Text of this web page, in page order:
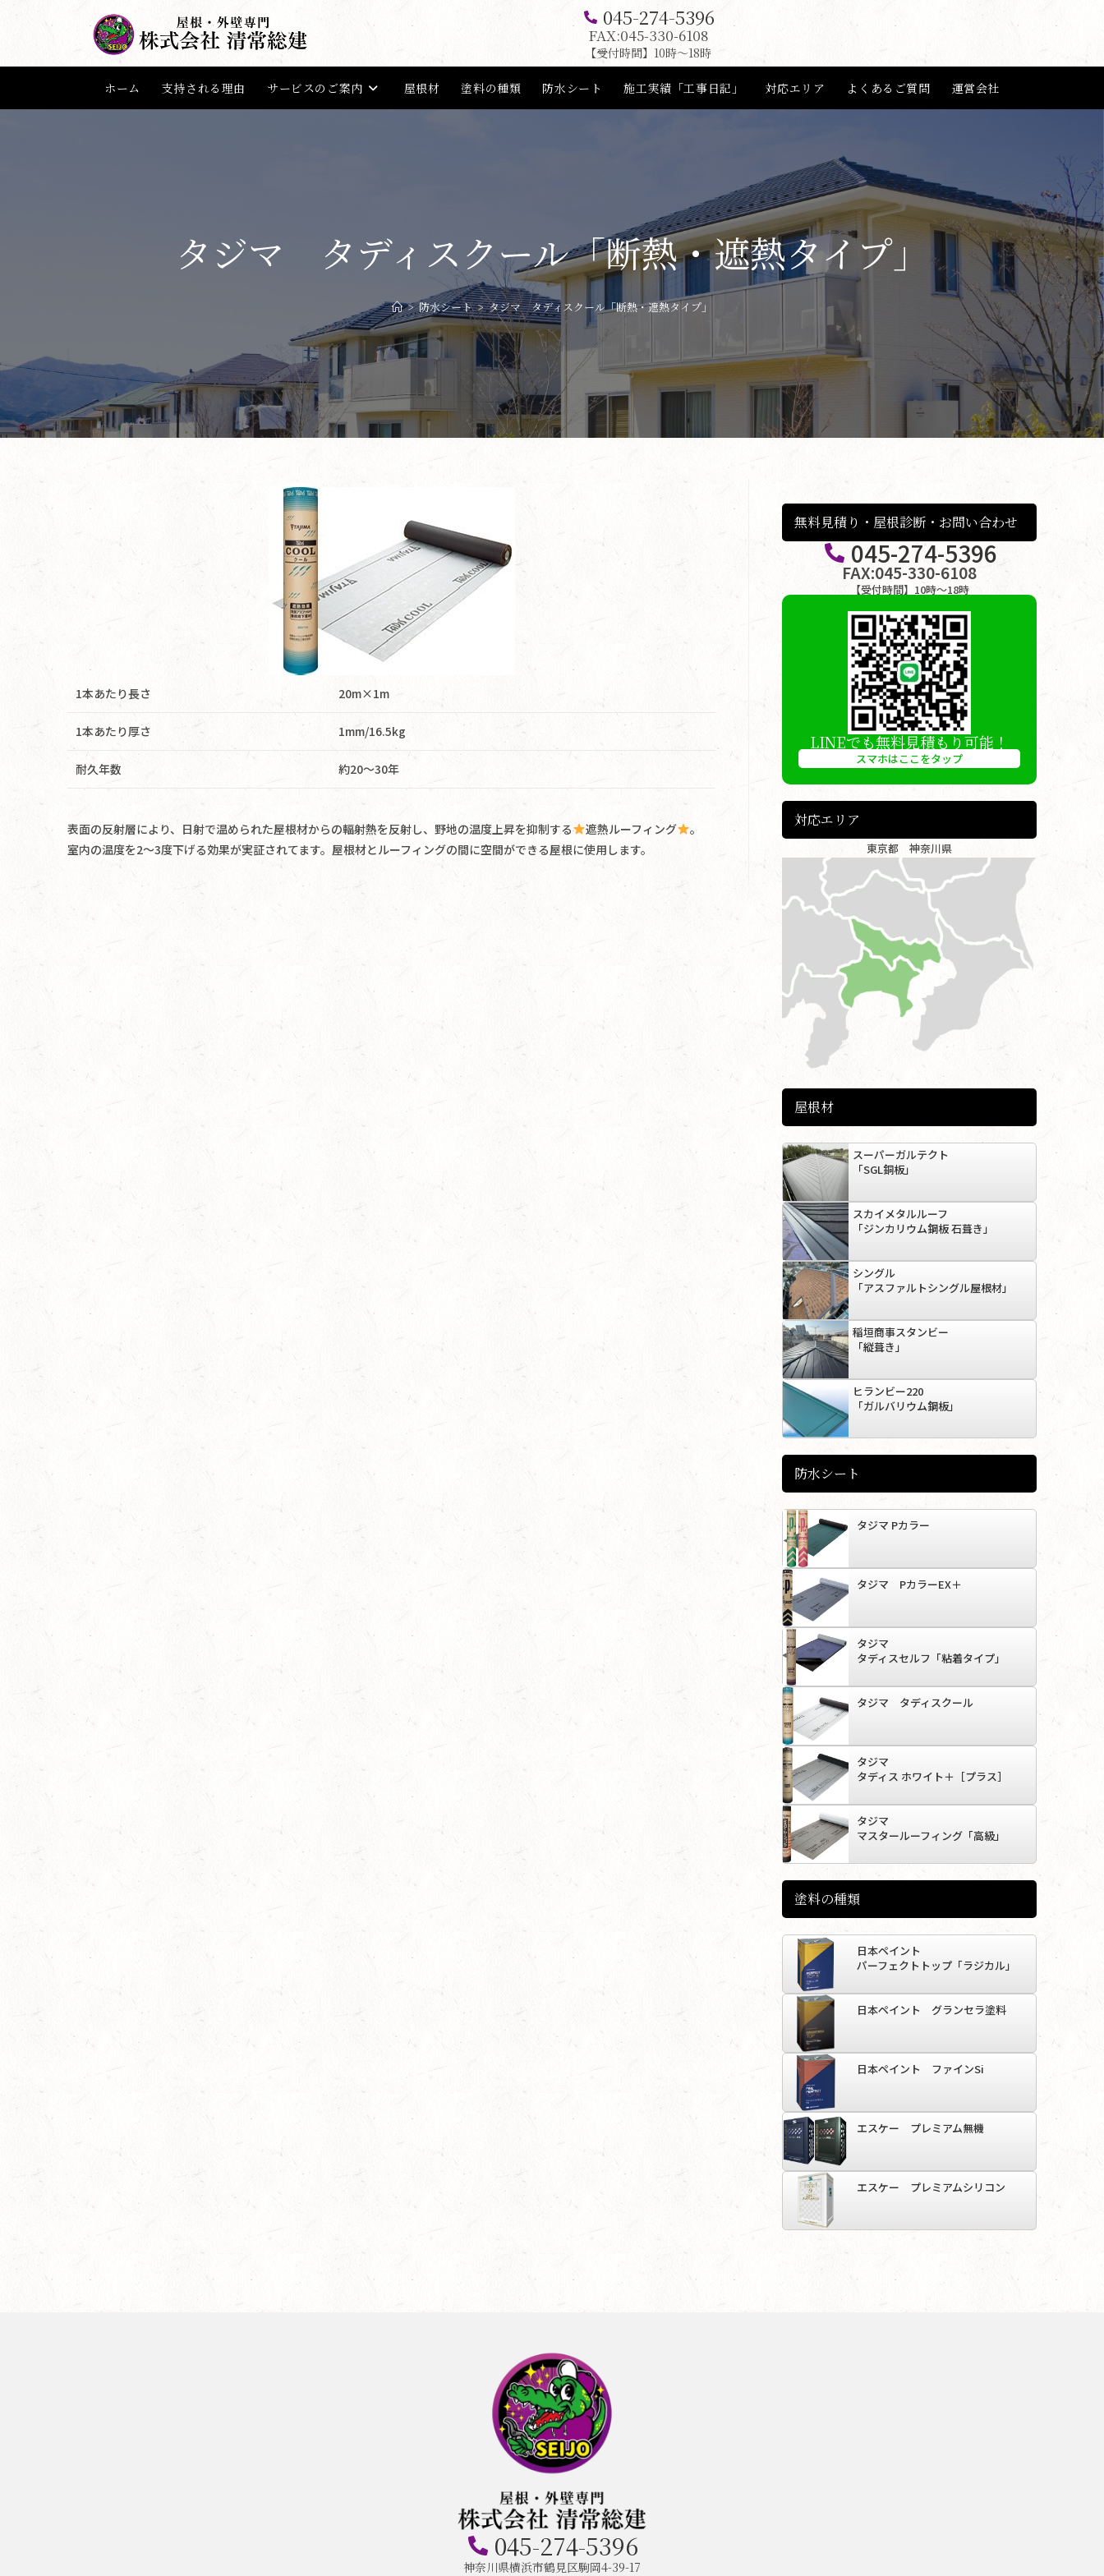
045-274-5396
FAX:045-330-6108
【受付時間】10時〜18時
ホーム 支持される理由 サービスのご案内 屋根材 塗料の種類 防水シート 施工実績「工事日記」 対応エリア よくあるご質問 運営会社
タジマ タディスクール「断熱・遮熱タイプ」
> 防水シート > タジマ タディスクール「断熱・遮熱タイプ」
1本あたり長さ 20m×1m
1本あたり厚さ 1mm/16.5kg
耐久年数 約20〜30年
表面の反射層により、日射で温められた屋根材からの輻射熱を反射し、野地の温度上昇を抑制する 遮熱ルーフィング
。
室内の温度を2〜3度下げる効果が実証されてます。屋根材とルーフィングの間に空間ができる屋根に使用します。
無料見積り・屋根診断・お問い合わせ
045-274-5396
FAX:045-330-6108
【受付時間】10時〜18時
LINEでも無料見積もり可能！
スマホはここをタップ
対応エリア
東京都 神奈川県
屋根材
スーパーガルテクト
「SGL銅板」
スカイメタルルーフ
「ジンカリウム鋼板 石葺き」
シングル
「アスファルトシングル屋根材」
稲垣商事スタンビー
「縦葺き」
ヒランビー220
「ガルバリウム鋼板」
防水シート
タジマ Pカラー
タジマ PカラーEX＋
タジマ
タディスセルフ「粘着タイプ」
タジマ タディスクール
タジマ
タディス ホワイト＋［プラス］
タジマ
マスタールーフィング「高級」
塗料の種類
日本ペイント
パーフェクトトップ「ラジカル」
日本ペイント グランセラ塗料
日本ペイント ファインSi
エスケー プレミアム無機
エスケー プレミアムシリコン
045-274-5396
神奈川県横浜市鶴見区駒岡4-39-17